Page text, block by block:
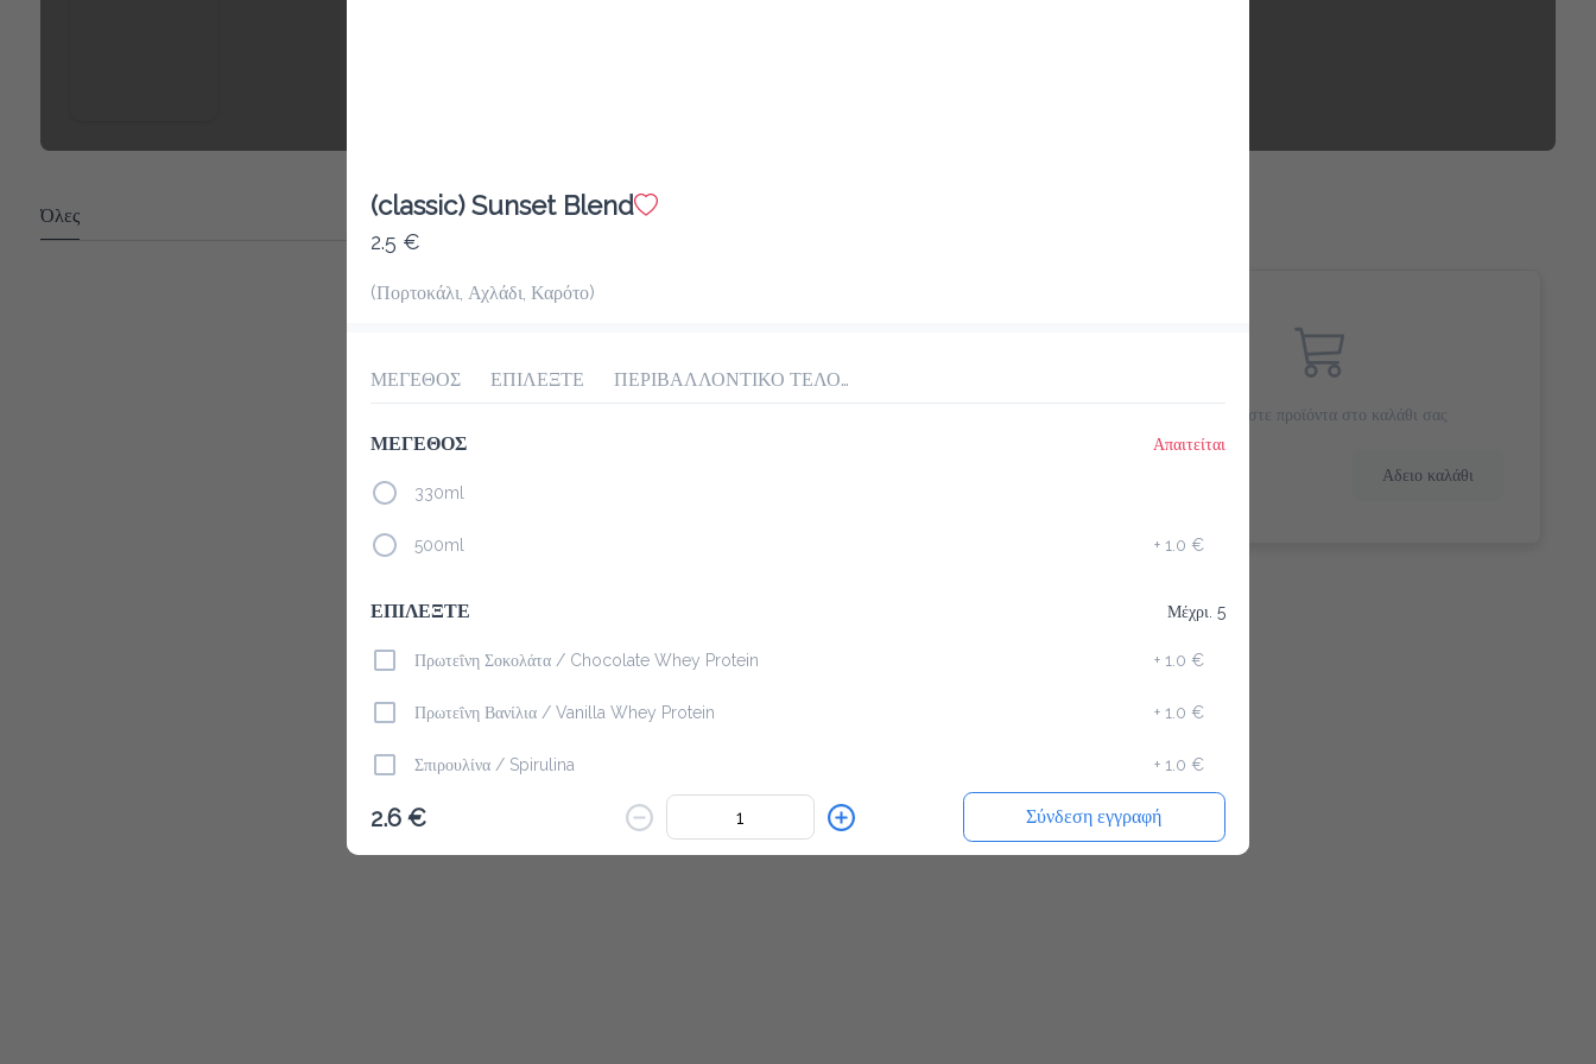
Όλες
Το μενού δεν είναι διαθέσιμο.
Πίσω
Προσθέστε προϊόντα στο καλάθι σας
Αδειο καλάθι
(classic) Sunset Blend
2.5 €
(Πορτοκάλι, Αχλάδι, Καρότο)
ΜΕΓΕΘΟΣ ΕΠΙΛΕΞΤΕ ΠΕΡΙΒΑΛΛΟΝΤΙΚΟ ΤΕΛΟΣ ΠΛΑΣΤΙΚΟΥ 0.10€
ΜΕΓΕΘΟΣ Απαιτείται
330ml
500ml + 1.0 €
ΕΠΙΛΕΞΤΕ Μέχρι. 5
Πρωτεΐνη Σοκολάτα / Chocolate Whey Protein + 1.0 €
Πρωτεΐνη Βανίλια / Vanilla Whey Protein + 1.0 €
Σπιρουλίνα / Spirulina + 1.0 €
Λιναρόσπορος / Linseed +
2.6 € Σύνδεση εγγραφή